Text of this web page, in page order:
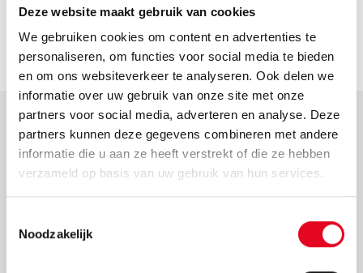
Deze website maakt gebruik van cookies
We gebruiken cookies om content en advertenties te
personaliseren, om functies voor social media te bieden
en om ons websiteverkeer te analyseren. Ook delen we
informatie over uw gebruik van onze site met onze
partners voor social media, adverteren en analyse. Deze
partners kunnen deze gegevens combineren met andere
informatie die u aan ze heeft verstrekt of die ze hebben
verzameld op basis van uw gebruik van hun services.
Noodzakelijk
Dit wordt vaak bereikt door een comfortabeler
zitpositie en de mogelijkheid om accessoires zoals
manden of fietstassen gemakkelijk toe te voegen.
Elektrische damesfiets met
middenmotoren
zijn een
populaire keuze. De middenmotor bij de e-bike zorgt voor